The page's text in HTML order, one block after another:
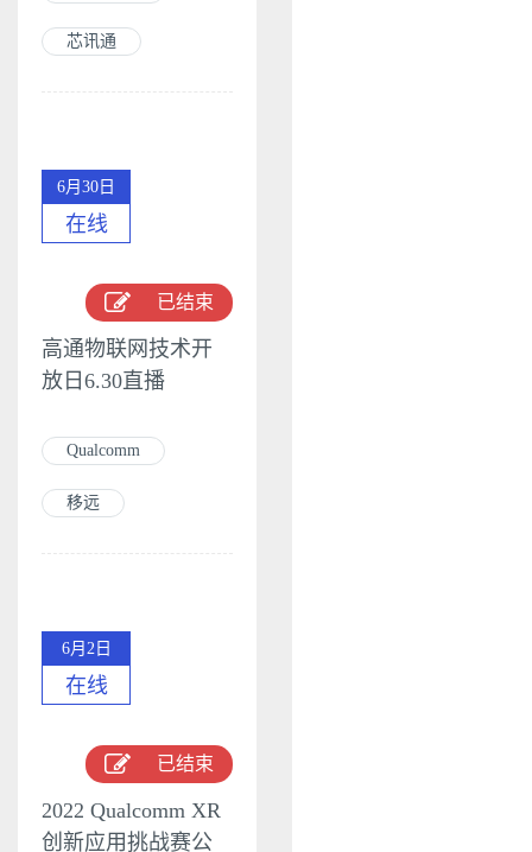
芯讯通
6月30日
在线
已结束
高通物联网技术开
放日6.30直播
Qualcomm
移远
6月2日
在线
已结束
2022 Qualcomm XR
创新应用挑战赛公